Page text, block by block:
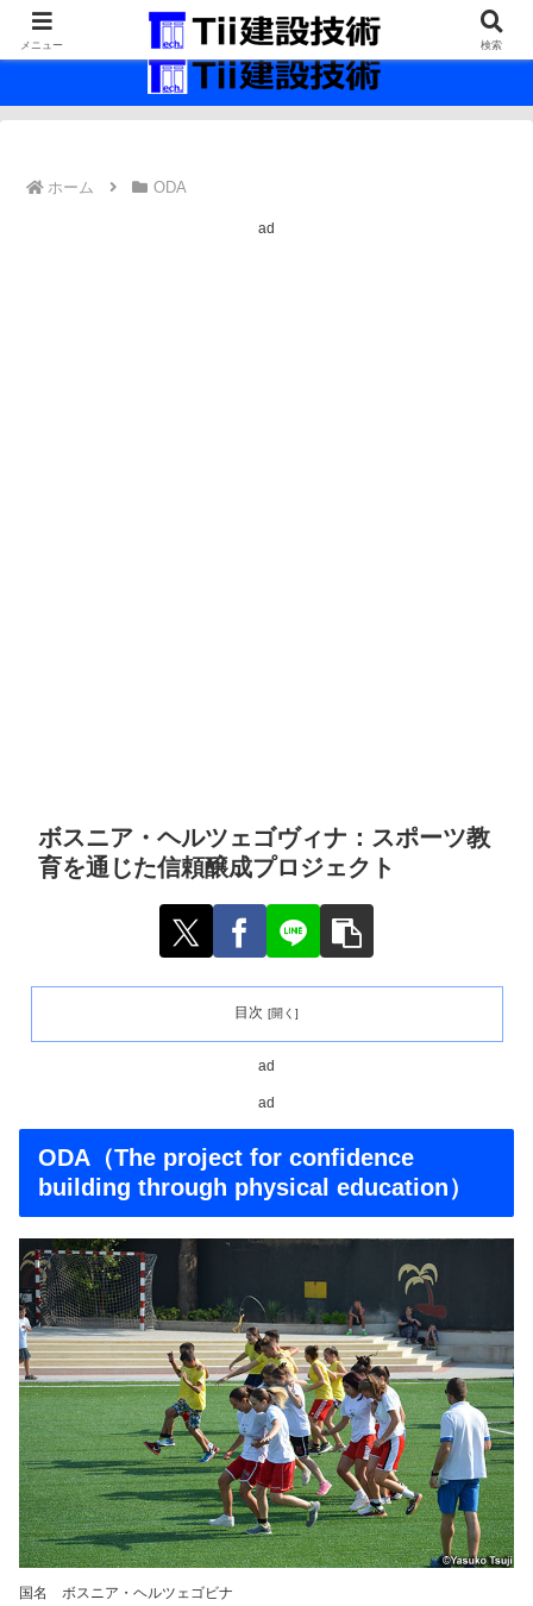
最新の建設技術の情報インフラ。
ホーム ODA
ad
ボスニア・ヘルツェゴヴィナ：スポーツ教
育を通じた信頼醸成プロジェクト
目次
ad
ad
ODA（The project for confidence
building through physical education）
国名 ボスニア・ヘルツェゴビナ
メニュー 検索